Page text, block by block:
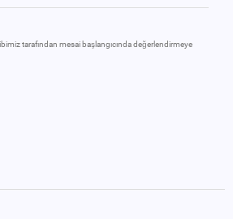
tarafından mesai başlangıcında değerlendirmeye